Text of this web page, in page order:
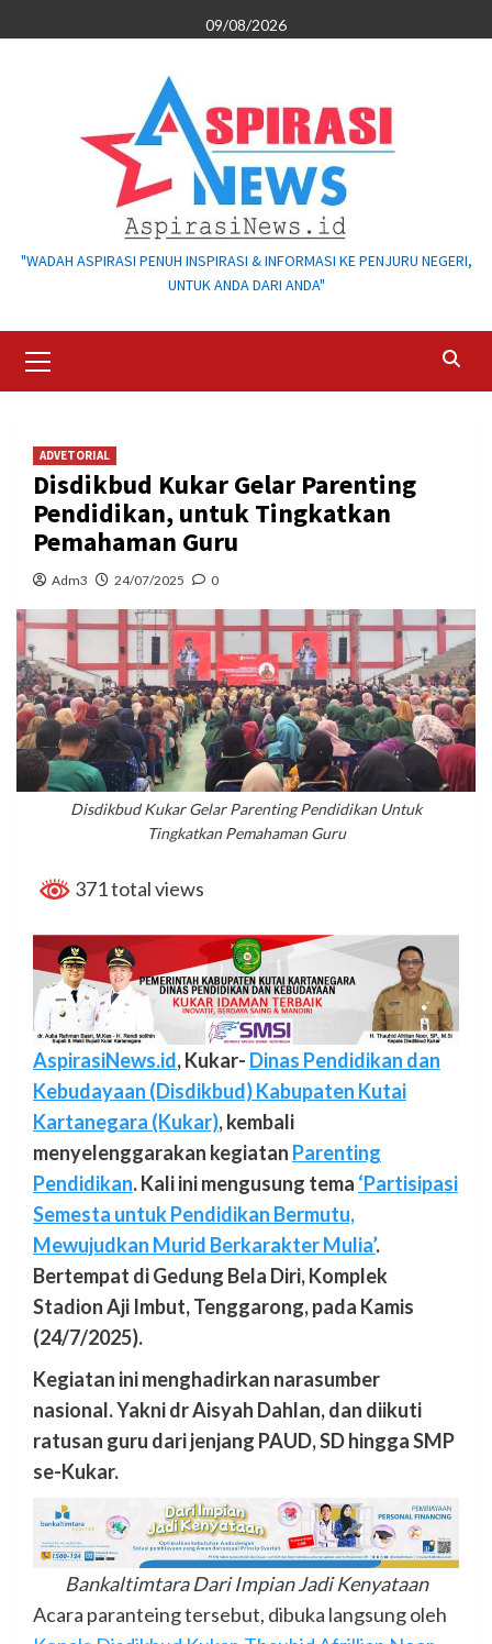
to
09/08/2026
"WADAH ASPIRASI PENUH INSPIRASI & INFORMASI KE PENJURU NEGERI,
UNTUK ANDA DARI ANDA"
Menu
ADVETORIAL
Disdikbud Kukar Gelar Parenting
Pendidikan, untuk Tingkatkan
Pemahaman Guru
Adm3 24/07/2025 0
Disdikbud Kukar Gelar Parenting Pendidikan Untuk
Tingkatkan Pemahaman Guru
371 total views
AspirasiNews.id, Kukar- Dinas Pendidikan dan
Kebudayaan (Disdikbud) Kabupaten Kutai
Kartanegara (Kukar), kembali
menyelenggarakan kegiatan Parenting
Pendidikan. Kali ini mengusung tema ‘Partisipasi
Semesta untuk Pendidikan Bermutu,
Mewujudkan Murid Berkarakter Mulia’.
Bertempat di Gedung Bela Diri, Komplek
Stadion Aji Imbut, Tenggarong, pada Kamis
(24/7/2025).
Kegiatan ini menghadirkan narasumber
nasional. Yakni dr Aisyah Dahlan, dan diikuti
ratusan guru dari jenjang PAUD, SD hingga SMP
se-Kukar.
Bankaltimtara Dari Impian Jadi Kenyataan
Acara paranteing tersebut, dibuka langsung oleh